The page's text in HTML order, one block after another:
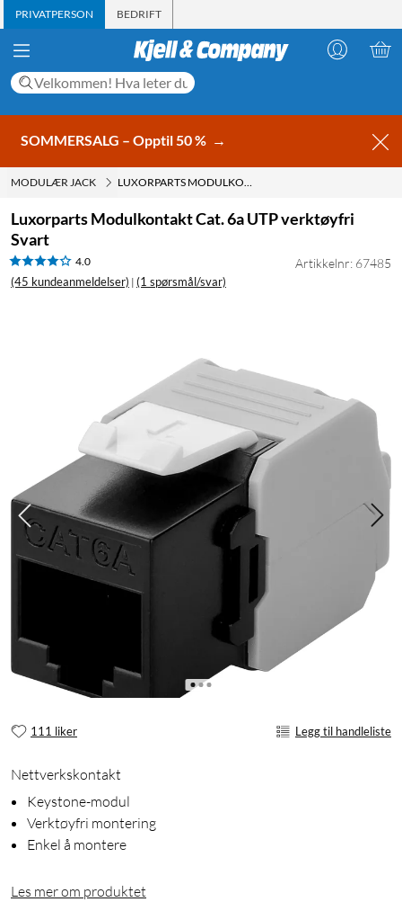
PRIVATPERSON BEDRIFT
SOMMERSALG – Opptil 50 % →
MODULÆR JACK LUXORPARTS MODULKONTAKT CAT. 6A UTP VERKTØYFRI SVART
Luxorparts Modulkontakt Cat. 6a UTP verktøyfri
Svart
4.0
(45 kundeanmeldelser) | (1 spørsmål/svar)
Artikkelnr: 67485
111 liker Legg til handleliste
Nettverkskontakt
Keystone-modul
Verktøyfri montering
Enkel å montere
Les mer om produktet